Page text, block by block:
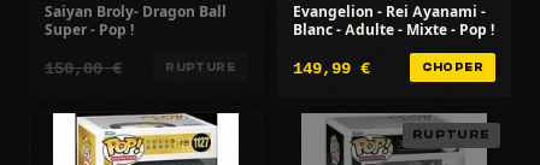
Saiyan Broly- Dragon Ball
Super - Pop !
150,00 € RUPTURE
Evangelion - Rei Ayanami -
Blanc - Adulte - Mixte - Pop !
149,99 € CHOPER
RUPTURE